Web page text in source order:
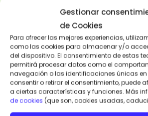
Gestionar
de Cookies
Para ofrecer las mejores experiencias,
como las cookies para almacenar y/o
del dispositivo. El consentimiento de estas
permitirá procesar datos como el
navegación o las identificaciones únicas en
consentir o retirar el consentimiento, puede
a ciertas características y funciones. Más
de cookies (que son, cookies usadas,
Moda y Complementos
SANDALIA MUJER KEDOUGOU
12,00€
tiene
variantes.
Las
opciones
se
pueden
elegir
en
Moda y
12,00€